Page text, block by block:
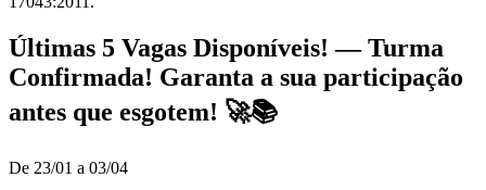
Últimas 5 Vagas Disponíveis! — Turma
Confirmada! Garanta a sua participação
antes que esgotem! 🚀📚
De 23/01 a 03/04